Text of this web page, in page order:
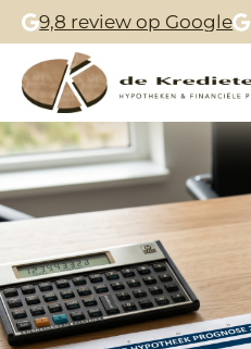
9,8 review op Google